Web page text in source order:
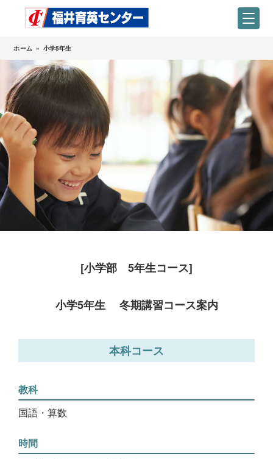
ホーム » 小学5年生
[小学部 5年生コース]
小学5年生 冬期講習コース案内
本科コース
教科
国語・算数
時間